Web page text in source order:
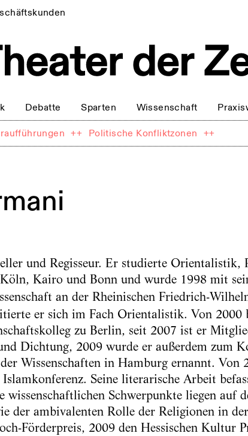
Debatte Sparten Wissenschaft
++ Politische Konfliktzonen ++
und Regisseur. Er studierte Orientalistik,
Kairo und Bonn und wurde 1998 mit
an der Rheinischen Friedrich-
er sich im Fach Orientalistik. Von 2000
zu Berlin, seit 2007 ist er
Dichtung, 2009 wurde er außerdem zum
Wissenschaften in Hamburg ernannt. Von
Seine literarische Arbeit
wissenschaftlichen Schwerpunkte liegen auf
der ambivalenten Rolle der Religionen in
Förderpreis, 2009 den Hessischen Kultur